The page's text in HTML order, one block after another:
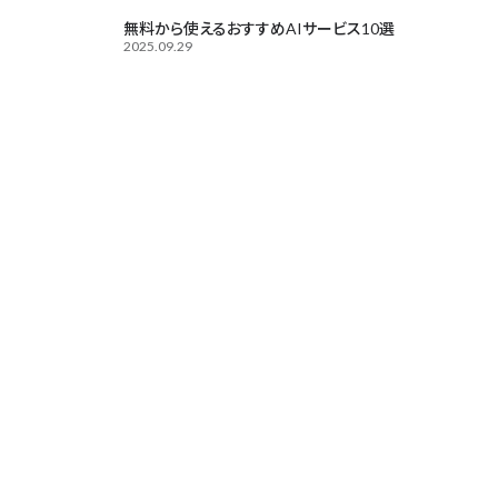
無料から使えるおすすめAIサービス10選
2025.09.29